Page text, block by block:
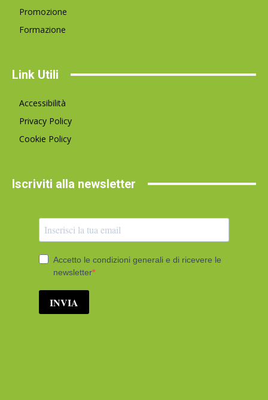
Promozione
Formazione
Link Utili
Accessibilità
Privacy Policy
Cookie Policy
Iscriviti alla newsletter